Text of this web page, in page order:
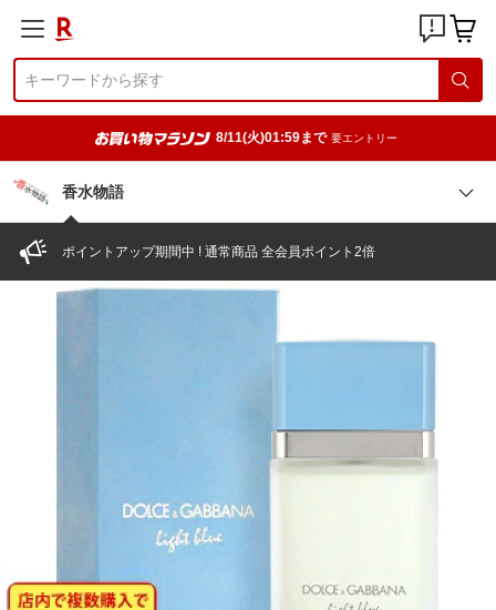
8/11(火)01:59まで 要エントリー
香水物語
ポイントアップ期間中 ! 通常商品 全会員ポイント2倍